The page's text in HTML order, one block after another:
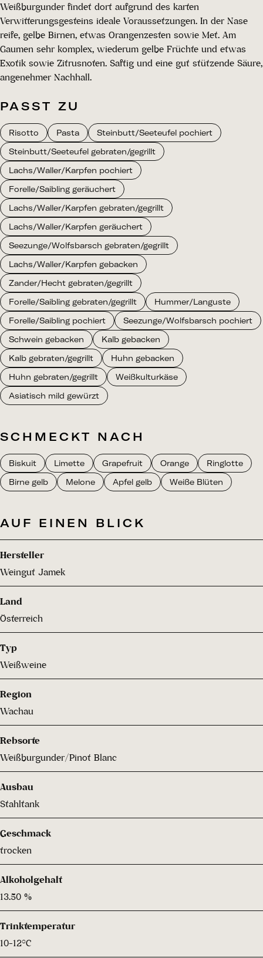
Weißburgunder findet dort aufgrund des karten
Verwitterungsgesteins ideale Voraussetzungen. In der Nase
reife, gelbe Birnen, etwas Orangenzesten sowie Met. Am
Gaumen sehr komplex, wiederum gelbe Früchte und etwas
Exotik sowie Zitrusnoten. Saftig und eine gut stützende Säure,
angenehmer Nachhall.
PASST ZU
Risotto Pasta
Steinbutt/Seeteufel pochiert
Steinbutt/Seeteufel gebraten/gegrillt
Lachs/Waller/Karpfen pochiert
Forelle/Saibling geräuchert
Lachs/Waller/Karpfen gebraten/gegrillt
Lachs/Waller/Karpfen geräuchert
Seezunge/Wolfsbarsch gebraten/gegrillt
Lachs/Waller/Karpfen gebacken
Zander/Hecht gebraten/gegrillt
Forelle/Saibling gebraten/gegrillt
Hummer/Languste
Forelle/Saibling pochiert
Seezunge/Wolfsbarsch pochiert
Schwein gebacken
Kalb gebacken
Kalb gebraten/gegrillt
Huhn gebacken
Huhn gebraten/gegrillt
Weißkulturkäse
Asiatisch mild gewürzt
SCHMECKT NACH
Biskuit Limette Grapefruit Orange
Ringlotte
Birne gelb
Melone Apfel gelb Weiße Blüten
AUF EINEN BLICK
Hersteller
Weingut Jamek
Land
Österreich
Typ
Weißweine
Region
Wachau
Rebsorte
Weißburgunder/Pinot Blanc
Ausbau
Stahltank
Geschmack
trocken
Alkoholgehalt
13.50 %
Trinktemperatur
10-12°C